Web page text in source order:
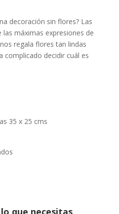
decoración sin flores? Las
máximas expresiones de
regala flores tan lindas
complicado decidir cuál es
35 x 25 cms
que necesitas